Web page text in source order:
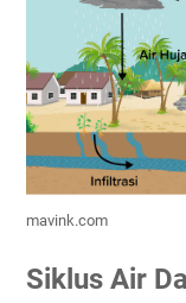
mavink.com
Siklus Air